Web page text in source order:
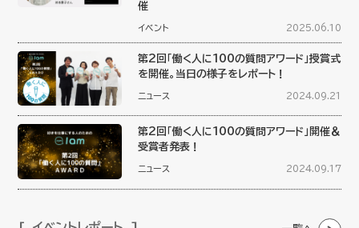
催
イベント 2025.06.10
第2回「働く人に100の質問アワード」授賞式
を開催。当日の様子をレポート！
ニュース 2024.09.21
第2回「働く人に100の質問アワード」開催＆
受賞者発表！
ニュース 2024.09.17